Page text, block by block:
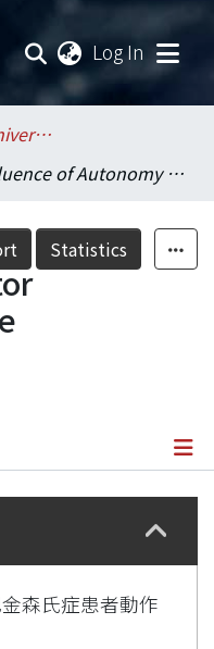
Log In
.National Taiwan University / 國立臺灣大學
Influence of Autonomy on Motor Learning in People with Parkinson'S Disease
Statistics
森氏症患者動作